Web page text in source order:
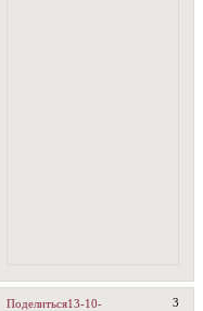
Поделиться 3
13-10-